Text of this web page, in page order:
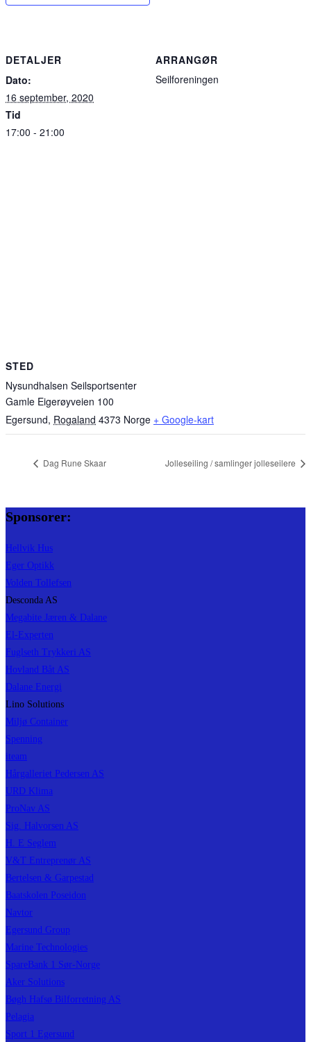
DETALJER
Dato:
16 september, 2020
Tid
17:00 - 21:00
ARRANGØR
Seilforeningen
STED
Nysundhalsen Seilsportsenter
Gamle Eigerøyveien 100
Egersund, Rogaland 4373 Norge + Google-kart
Dag Rune Skaar Jolleseiling / samlinger jolleseilere
Sponsorer:
Hellvik Hus
Eger Optikk
Volden Tollefsen
Desconda AS
Megabite Jæren & Dalane
El-Experten
Fuglseth Trykkeri AS
Hovland Båt AS
Dalane Energi
Lino Solutions
Miljø Container
Spenning
iteam
Hårgalleriet Pedersen AS
URD Klima
ProNav AS
Sig. Halvorsen AS
H. E Seglem
V&T Entreprenør AS
Bertelsen & Garpestad
Baatskolen Poseidon
Navtor
Egersund Group
Marine Technologies
SpareBank 1 Sør-Norge
Aker Solutions
Bøgh Hafsø Bilforretning AS
Pelagia
Sport 1 Egersund